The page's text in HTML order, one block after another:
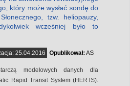
który może wysłać sondę do
tzw. heliopauzy,
wcześniej było to
25.04.2016 Opublikował: AS
modelowych danych dla
Rapid Transit System (HERTS).